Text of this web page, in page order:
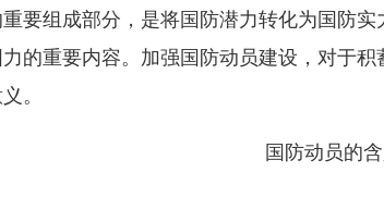
组成部分，是将国防潜力转化为国防实
的重要内容。加强国防动员建设，对于
。
国防动员的